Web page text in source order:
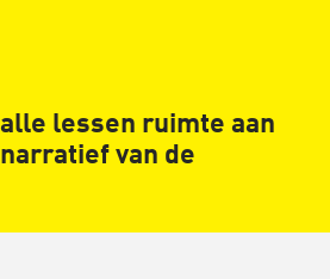
lessen ruimte aan
van de